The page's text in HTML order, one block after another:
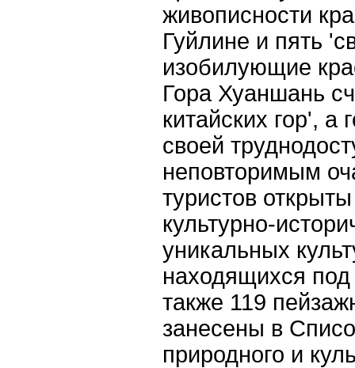
живописности
Гуйлине и пять
изобилующие
Гора Хуаншань
китайских гор',
своей
неповторимым
туристов
культурно-
уникальных
находящихся под
также 119
занесены в
природного и